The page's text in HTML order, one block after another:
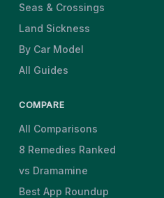
Seas & Crossings
Land Sickness
By Car Model
All Guides
COMPARE
All Comparisons
8 Remedies Ranked
vs Dramamine
Best App Roundup